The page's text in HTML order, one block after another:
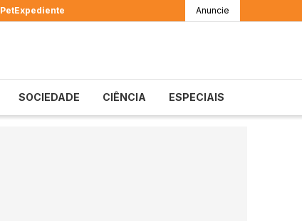
PetExpediente Anuncie
SOCIEDADE CIÊNCIA ESPECIAIS